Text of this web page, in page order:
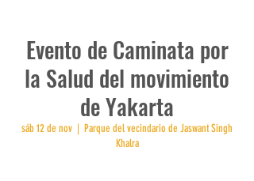
Evento de Caminata por
la Salud del movimiento
de Yakarta
sáb 12 de nov
  |
Parque del vecindario de Jaswant Singh
Khalra